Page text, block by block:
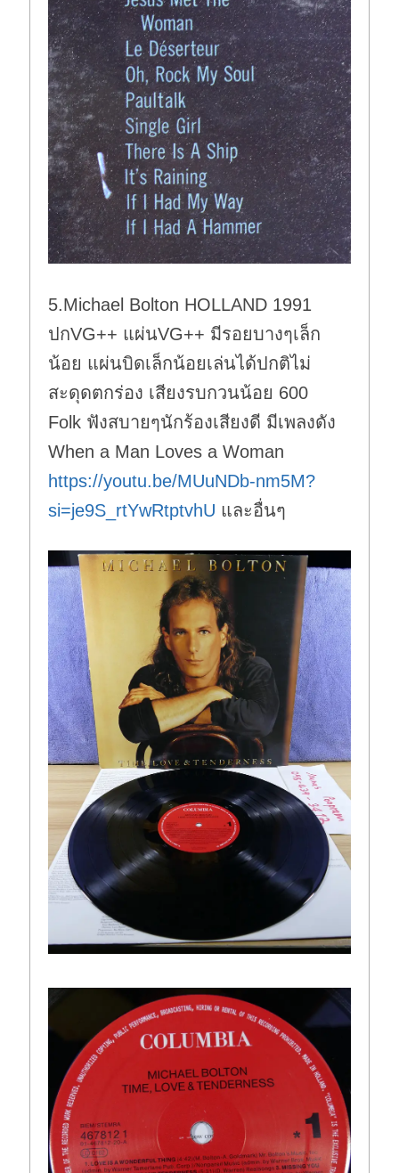
5.Michael Bolton HOLLAND 1991
ปกVG++ แผ่นVG++ มีรอยบางๆเล็ก
น้อย แผ่นบิดเล็กน้อยเล่นได้ปกติไม่
สะดุดตกร่อง เสียงรบกวนน้อย 600
Folk ฟังสบายๆนักร้องเสียงดี มีเพลงดัง
When a Man Loves a Woman
https://youtu.be/MUuNDb-nm5M?
si=je9S_rtYwRtptvhU และอื่นๆ